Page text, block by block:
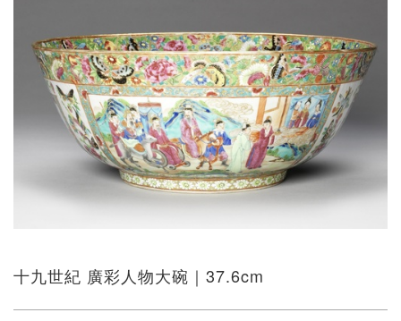
十九世紀 廣彩人物大碗｜37.6cm